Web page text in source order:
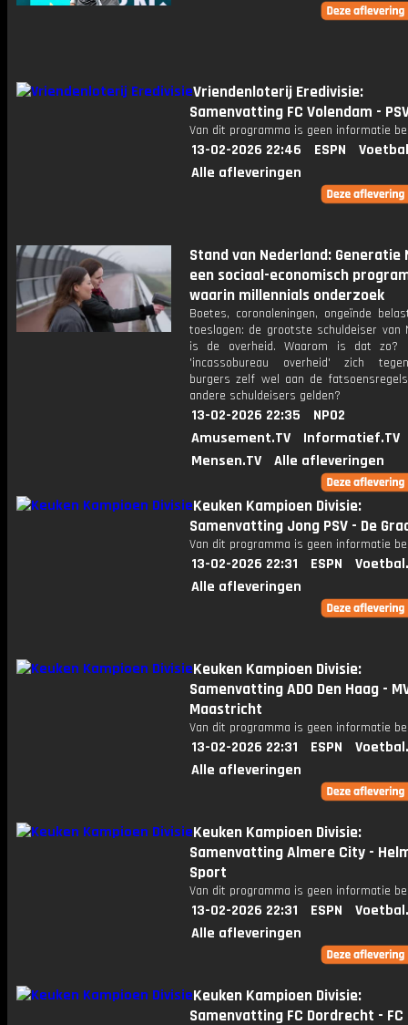
Vriendenloterij Eredivisie:
Samenvatting FC Volendam -
Van dit programma is geen informatie
13-02-2026 22:46 ESPN
Alle afleveringen
Stand van Nederland: Generatie
een sociaal-economisch
waarin millennials onderzoek
Boetes, coronaleningen, ongeïnde
toeslagen: de grootste schuldeiser van
is de overheid. Waarom is dat zo?
'incassobureau overheid' zich
burgers zelf wel aan de
andere schuldeisers gelden?
13-02-2026 22:35
NPO2
Amusement.TV
Informatief.TV
Mensen.TV
Alle afleveringen
Keuken Kampioen Divisie:
Samenvatting Jong PSV - De
Van dit programma is geen informatie
13-02-2026 22:31 ESPN
Alle afleveringen
Keuken Kampioen Divisie:
Samenvatting ADO Den Haag -
Maastricht
Van dit programma is geen informatie
13-02-2026 22:31 ESPN
Alle afleveringen
Keuken Kampioen Divisie:
Samenvatting Almere City -
Sport
Van dit programma is geen informatie
13-02-2026 22:31 ESPN
Alle afleveringen
Keuken Kampioen Divisie:
Samenvatting FC Dordrecht - FC